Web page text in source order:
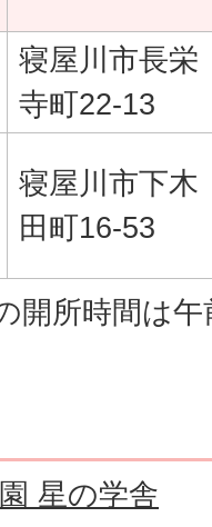
寝屋川市長栄
寺町22-13
寝屋川市下木
田町16-53
開所時間は
星の学舎